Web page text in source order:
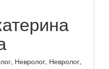
Невролог, Невролог,